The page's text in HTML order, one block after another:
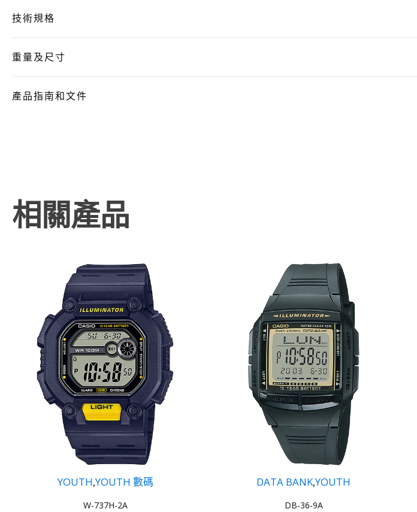
技術規格
重量及尺寸
產品指南和文件
相關產品
DATA BANK,YOUTH
DB-36-9A
YOUTH,YOUTH 數碼
AE-2000W-9A